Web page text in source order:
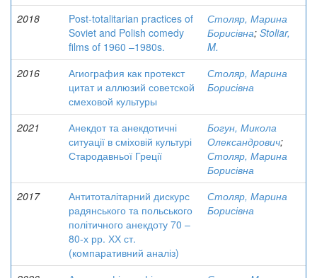
2018
Post-totalitarian practices of
Soviet and Polish comedy
films of 1960 –1980s.
Столяр, Марина
Борисівна; Stoliar,
M.
2016
Агиография как протекст
цитат и аллюзий советской
смеховой культуры
Столяр, Марина
Борисівна
2021
Анекдот та анекдотичні
ситуації в сміховій культурі
Стародавньої Греції
Богун, Микола
Олександрович;
Столяр, Марина
Борисівна
2017
Антитоталітарний дискурс
радянського та польського
політичного анекдоту 70 –
80-х рр. ХХ ст.
(компаративний аналіз)
Столяр, Марина
Борисівна